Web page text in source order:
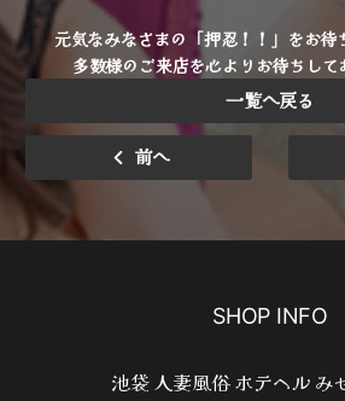
元気なみなさまの「押忍！！」をお待
多数様のご来店を心よりお待ちし
前へ
一覧へ戻る
SHOP INFO
池袋 人妻風俗 ホテヘル み